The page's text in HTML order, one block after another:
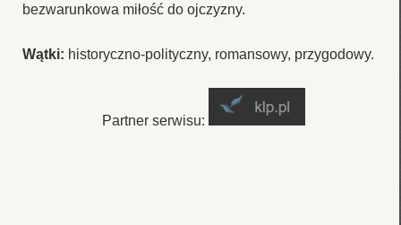
bezwarunkowa miłość do ojczyzny.
Wątki: historyczno-polityczny, romansowy, przygodowy.
Partner serwisu: